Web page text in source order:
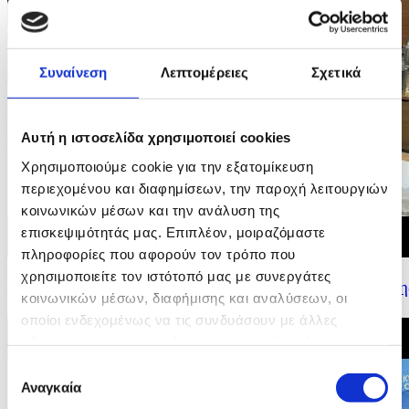
Συναίνεση Λεπτομέρειες Σχετικά
Αυτή η ιστοσελίδα χρησιμοποιεί cookies
Χρησιμοποιούμε cookie για την εξατομίκευση
περιεχομένου και διαφημίσεων, την παροχή λειτουργιών
κοινωνικών μέσων και την ανάλυση της
επισκεψιμότητάς μας. Επιπλέον, μοιραζόμαστε
πληροφορίες που αφορούν τον τρόπο που
χρησιμοποιείτε τον ιστότοπό μας με συνεργάτες
κοινωνικών μέσων, διαφήμισης και αναλύσεων, οι
οποίοι ενδεχομένως να τις συνδυάσουν με άλλες
των υπηρεσιών τους.
συγκατάθεσης
Αναγκαία
09/07/2026 16:19
Δήλωση Υπουργού Εσωτερικών για τα αποτελέσματα
Κυπριακής Προεδρίας του Συμβουλίου της...